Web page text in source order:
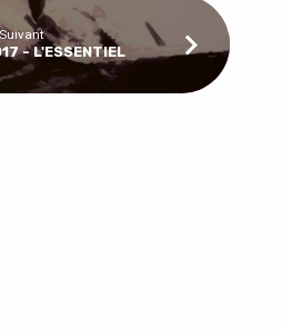
Suivant
- L'ESSENTIEL